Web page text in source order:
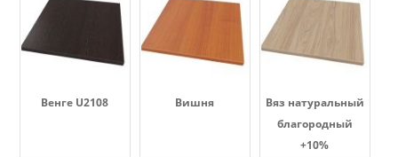
Венге U2108 Вишня
Вяз натуральный
благородный
+10%